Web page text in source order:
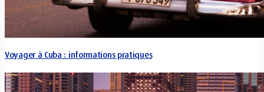
Voyager à Cuba : informations pratiques